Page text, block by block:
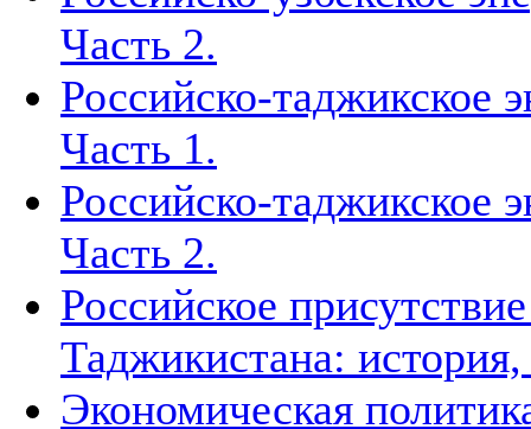
Часть 2.
Российско-таджикское
Часть 1.
Российско-таджикское
Часть 2.
Российское
Таджикистана:
Экономическая